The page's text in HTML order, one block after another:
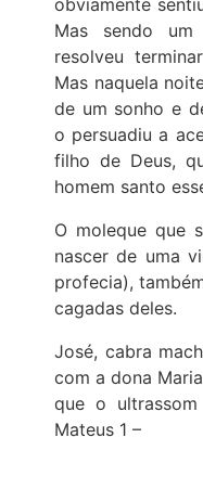
Mas sendo
resolveu
Mas naquela
de um sonho e
o persuadiu a
filho de Deus,
homem santo
O moleque que
nascer de uma
profecia),
cagadas deles.
José, cabra
com a dona
que o
Mateus 1 –